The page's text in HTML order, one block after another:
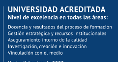
académica
al AUCAI
os
de capacitación